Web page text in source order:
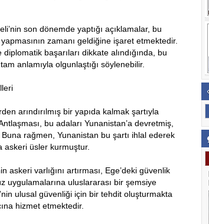
son dönemde yaptığı açıklamalar, bu
zamanı geldiğine işaret etmektedir.
başarıları dikkate alındığında, bu
anlamıyla olgunlaştığı söylenebilir.
arındırılmış bir yapıda kalmak şartıyla
bu adaları Yunanistan’a devretmiş,
rağmen, Yunanistan bu şartı ihlal ederek
askeri üsler kurmuştur.
varlığını artırması, Ege’deki güvenlik
uygulamalarına uluslararası bir şemsiye
ulusal güvenliği için bir tehdit oluşturmakta
hizmet etmektedir.